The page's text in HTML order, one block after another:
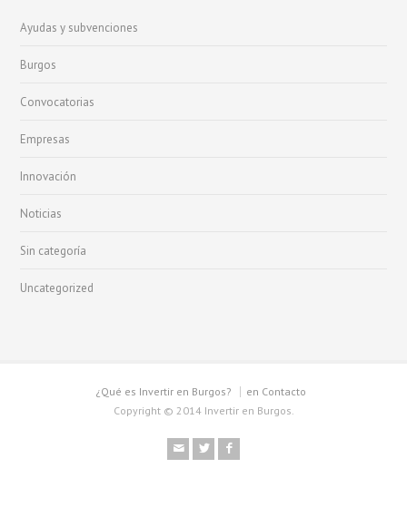
Ayudas y subvenciones
Burgos
Convocatorias
Empresas
Innovación
Noticias
Sin categoría
Uncategorized
¿Qué es Invertir en Burgos?
en Contacto
Copyright © 2014 Invertir en Burgos.